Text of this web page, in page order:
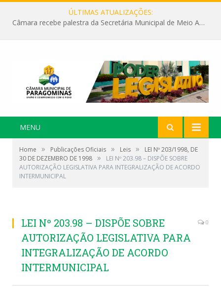
ÚLTIMAS ATUALIZAÇÕES:
Câmara recebe palestra da Secretária Municipal de Meio Ambiente sobre as ações da “SEMANA DO MEIO AMBIENTE”
MENU
Home » Publicações Oficiais » Leis »
LEI Nº 203/1998, DE
30 DE DEZEMBRO DE 1998 »
LEI Nº 203.98 – DISPÕE SOBRE
AUTORIZAÇÃO LEGISLATIVA PARA INTEGRALIZAÇÃO DE ACORDO
INTERMUNICIPAL
LEI Nº 203.98 – DISPÕE SOBRE
AUTORIZAÇÃO LEGISLATIVA PARA
INTEGRALIZAÇÃO DE ACORDO
INTERMUNICIPAL
0